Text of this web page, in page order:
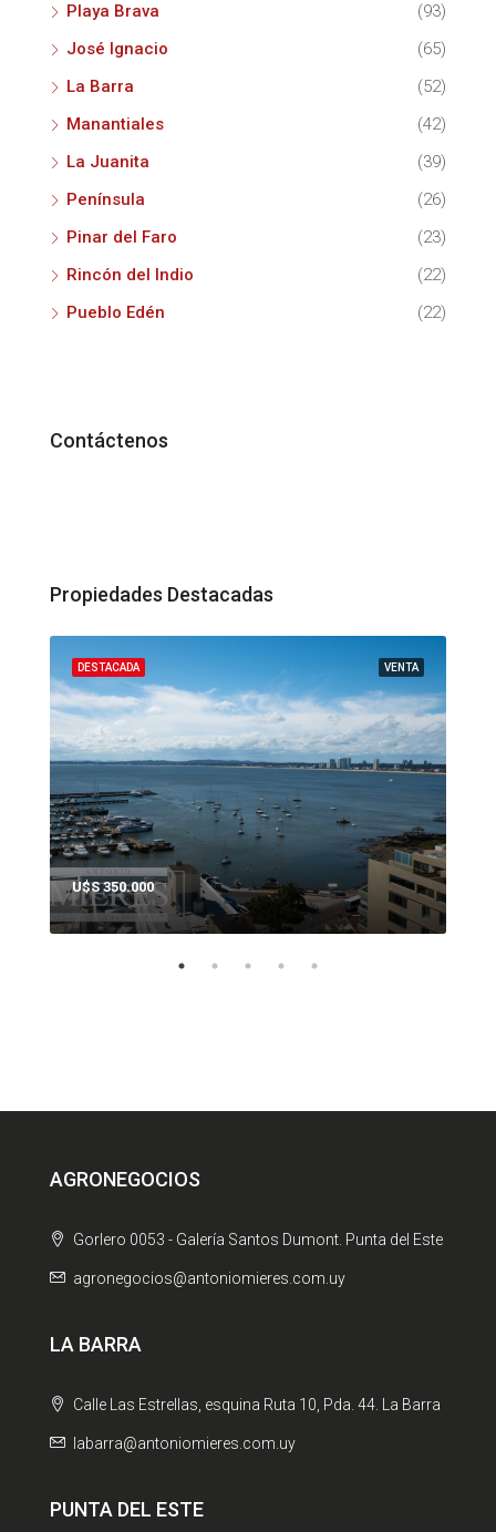
Playa Brava
(93)
José Ignacio
(65)
La Barra
(52)
Manantiales
(42)
La Juanita
(39)
Península
(26)
Pinar del Faro
(23)
Rincón del Indio
(22)
Pueblo Edén
(22)
Contáctenos
Propiedades Destacadas
VENTA
DESTACADA
U$S 350.000
AGRONEGOCIOS
Gorlero 0053 - Galería Santos Dumont. Punta del Este
agronegocios@antoniomieres.com.uy
LA BARRA
Calle Las Estrellas, esquina Ruta 10, Pda. 44. La Barra
labarra@antoniomieres.com.uy
PUNTA DEL ESTE